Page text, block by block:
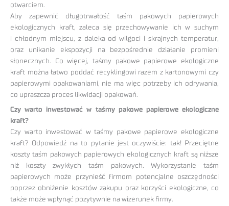
otwarciem.
Aby zapewnić długotrwałość taśm pakowych papierowych
ekologicznych kraft, zaleca się przechowywanie ich w suchym
i chłodnym miejscu, z daleka od wilgoci i skrajnych temperatur,
oraz unikanie ekspozycji na bezpośrednie działanie promieni
słonecznych. Co więcej, taśmy pakowe papierowe ekologiczne
kraft można łatwo poddać recyklingowi razem z kartonowymi czy
papierowymi opakowaniami, nie ma więc potrzeby ich odrywania,
co upraszcza proces likwidacji opakowań.
Czy warto inwestować w taśmy pakowe papierowe ekologiczne
kraft?
Czy warto inwestować w taśmy pakowe papierowe ekologiczne
kraft? Odpowiedź na to pytanie jest oczywiście: tak! Przeciętne
koszty taśm pakowych papierowych ekologicznych kraft są niższe
niż koszty zwykłych taśm pakowych. Wykorzystanie taśm
papierowych może przynieść firmom potencjalne oszczędności
poprzez obniżenie kosztów zakupu oraz korzyści ekologiczne, co
także może wpłynąć pozytywnie na wizerunek firmy.